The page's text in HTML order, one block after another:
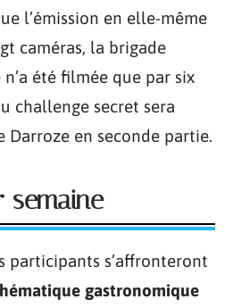
l’émission en elle-même
caméras, la brigade
été filmée que par six
challenge secret sera
Darroze en seconde partie.
semaine
participants s’affronteront
gastronomique